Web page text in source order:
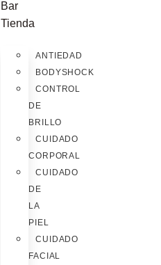
Bar
Tienda
ANTIEDAD
BODYSHOCK
CONTROL
DE
BRILLO
CUIDADO
CORPORAL
CUIDADO
DE
LA
PIEL
CUIDADO
FACIAL